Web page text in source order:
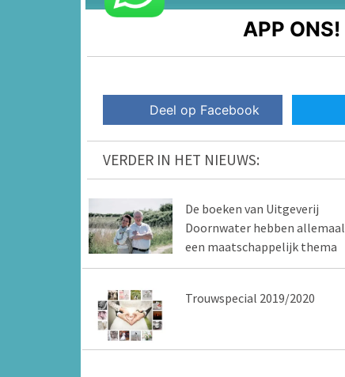
APP ONS!
Deel op Facebook
VERDER IN HET NIEUWS:
De boeken van Uitgeverij
Doornwater hebben allemaal
een maatschappelijk thema
Trouwspecial 2019/2020